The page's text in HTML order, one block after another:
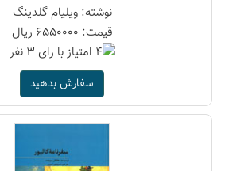
نوشته: ویلیام گلدینگ
قیمت: 6550000 ریال
سفارش بدهید